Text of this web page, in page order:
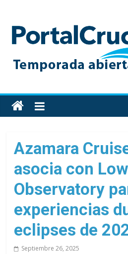
content
Toda
la
cruceros
en
un
solo
Azamara
asocia con
Observatory
experiencias
eclipses de
Septiembre 26, 2025